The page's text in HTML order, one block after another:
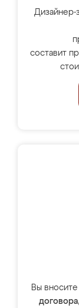
Дизайнер-
составит
Вы
договора